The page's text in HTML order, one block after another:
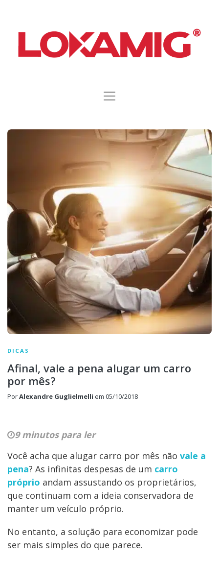
DICAS
Afinal, vale a pena alugar um carro
por mês?
PorAlexandre Guglielmelli em 05/10/2018
9 minutos para ler
Você acha que alugar carro por mês não vale a
pena? As infinitas despesas de um carro
próprio andam assustando os proprietários,
que continuam com a ideia conservadora de
manter um veículo próprio.
No entanto, a solução para economizar pode
ser mais simples do que parece.